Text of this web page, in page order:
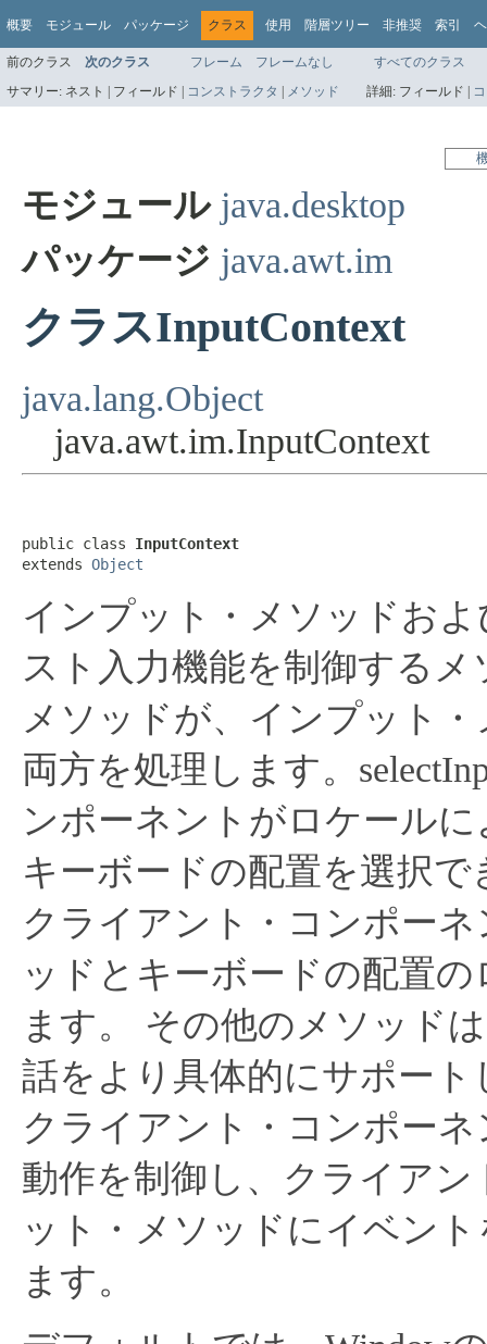
概要 モジュール パッケージ クラス 使用 階層ツリー 非推奨 索引
前のクラス 次のクラス フレーム フレームなし
すべてのクラス
サマリー: ネスト | フィールド | コンストラクタ | メソッド 詳細: フィールド |
モジュール java.desktop
パッケージ java.awt.im
クラスInputContext
java.lang.Object
java.awt.im.InputContext
public class InputContext
extends Object
インプット・メソッドお
スト入力機能を制御する
メソッドが、インプット
両方を処理します。
ンポーネントがロケール
キーボードの配置を選択で
クライアント・コンポー
ッドとキーボードの配置
ます。
その他のメソッド
話をより具体的にサポー
クライアント・コンポー
動作を制御し、クライア
ット・メソッドにイベン
ます。